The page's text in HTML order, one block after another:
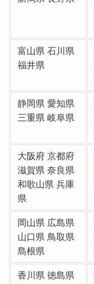
富山県 石川県
福井県
静岡県 愛知県
三重県 岐阜県
大阪府 京都府
滋賀県 奈良県
和歌山県 兵庫
県
岡山県 広島県
山口県 鳥取県
島根県
香川県 徳島県